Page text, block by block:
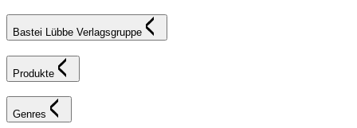
Bastei Lübbe Verlagsgruppe
Produkte
Genres